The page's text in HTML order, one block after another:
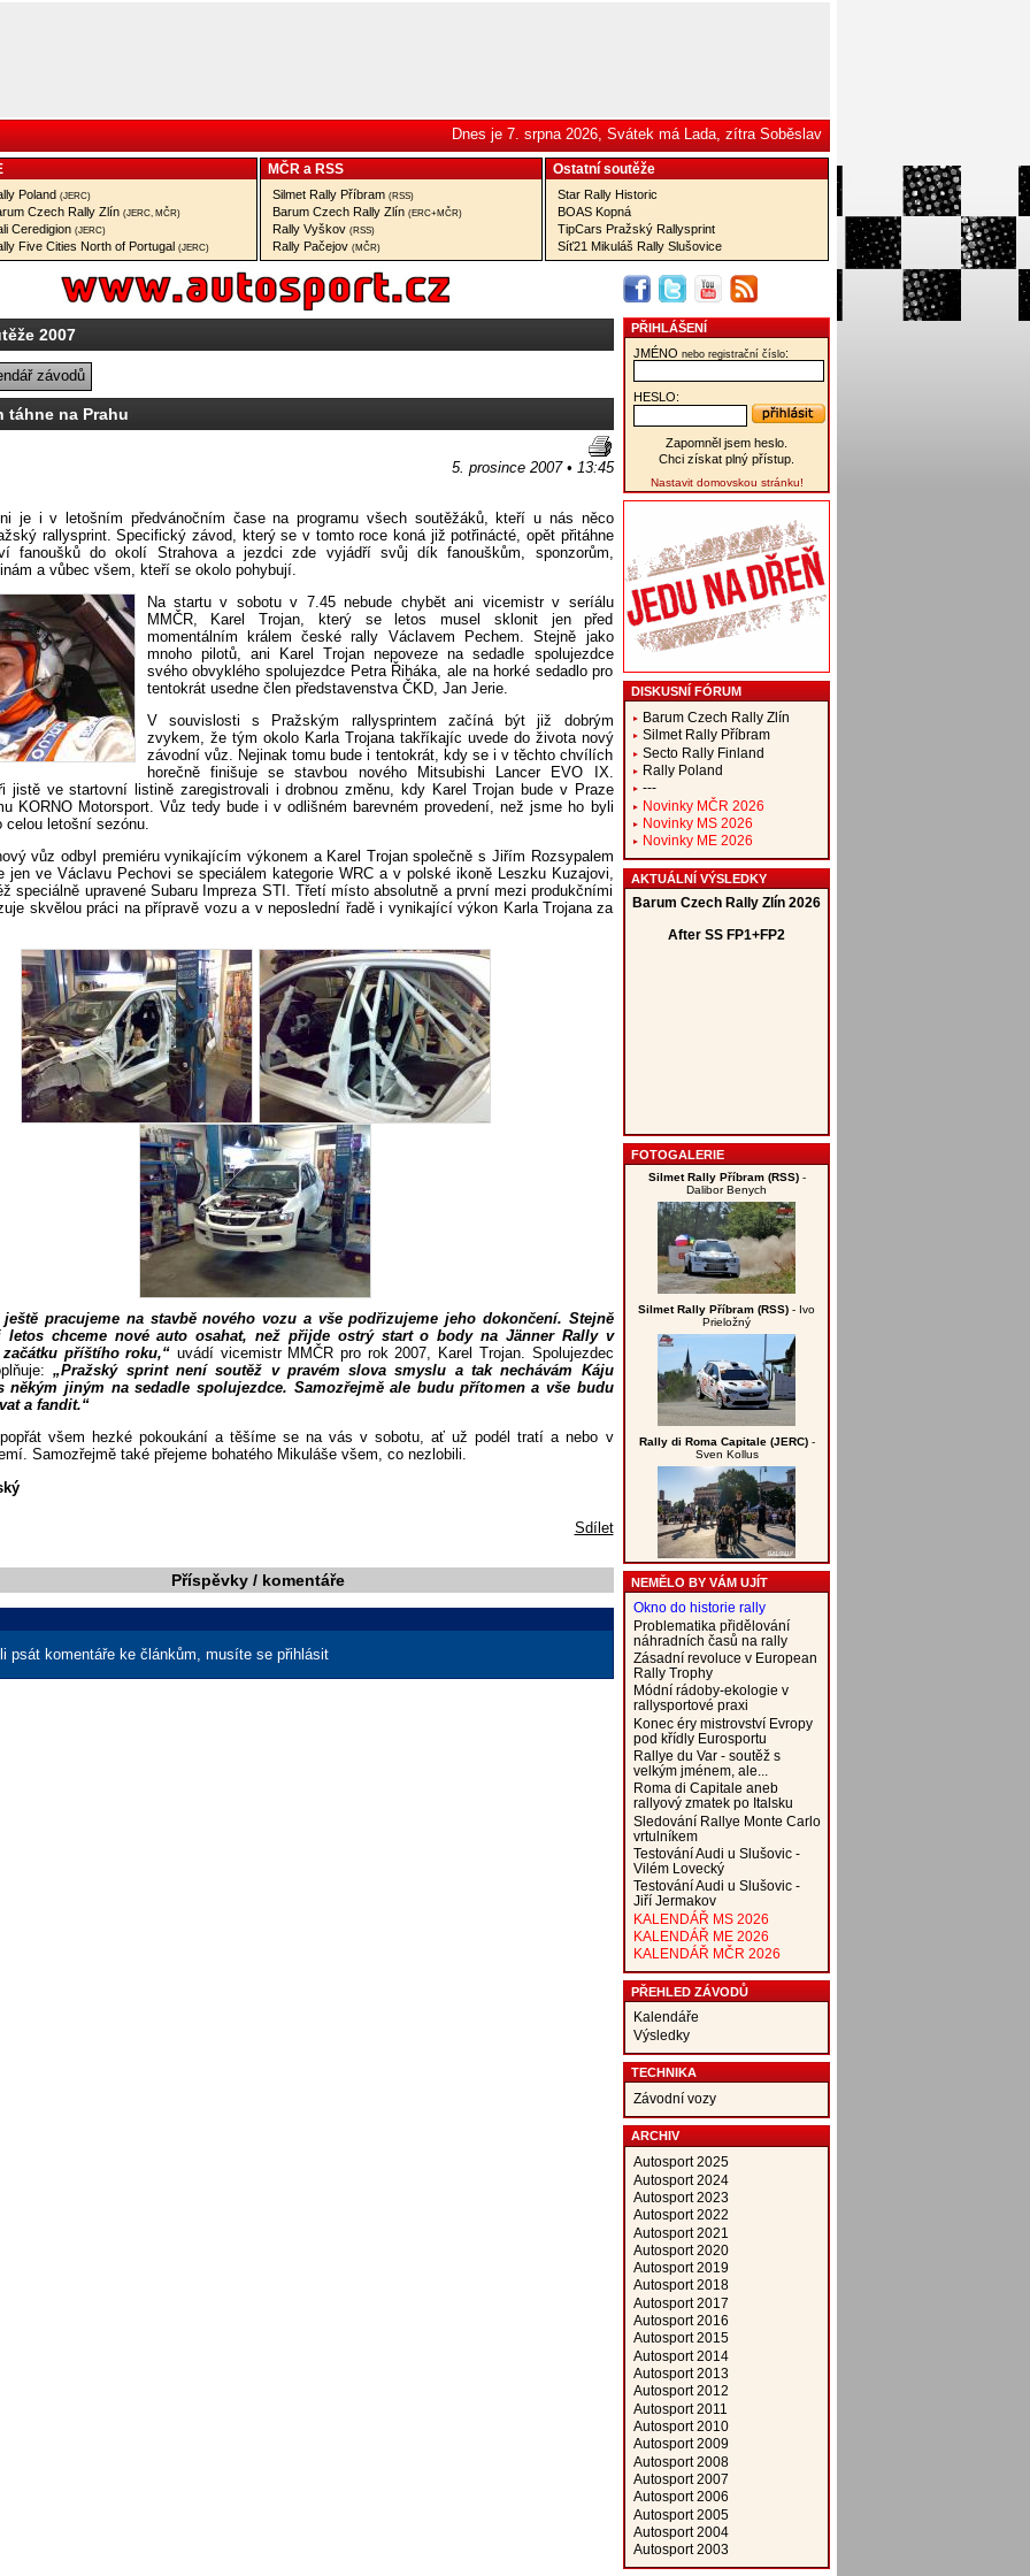
Dnes je 7. srpna 2026, Svátek má Lada, zítra Soběslav
Poland (JERC)
Czech Rally Zlín (JERC, MČR)
Ceredigion (JERC)
Five Cities North of Portugal (JERC)
MČR a RSS
Silmet Rally Příbram (RSS)
Barum Czech Rally Zlín (ERC+MČR)
Rally Vyškov (RSS)
Rally Pačejov (MČR)
Ostatní­ soutěže
Star Rally Historic
BOAS Kopná
TipCars Pražský Rallysprint
Síť21 Mikuláš Rally Slušovice
2007
závodů
táhne na Prahu
5. prosince 2007 • 13:45
je i v letošním předvánočním čase na programu všech soutěžáků, kteří u nás něco
rallysprint. Specifický závod, který se v tomto roce koná již potřinácté, opět přitáhne
fanoušků do okolí Strahova a jezdci zde vyjádří svůj dík fanouškům, sponzorům,
a vůbec všem, kteří se okolo pohybují.
Na startu v sobotu v 7.45 nebude chybět ani vicemistr v seríálu
MMČR, Karel Trojan, který se letos musel sklonit jen před
momentálním králem české rally Václavem Pechem. Stejně jako
mnoho pilotů, ani Karel Trojan nepoveze na sedadle spolujezdce
svého obvyklého spolujezdce Petra Řiháka, ale na horké sedadlo pro
tentokrát usedne člen představenstva ČKD, Jan Jerie.
V souvislosti s Pražským rallysprintem začíná být již dobrým
zvykem, že tým okolo Karla Trojana takříkajíc uvede do života nový
závodní vůz. Nejinak tomu bude i tentokrát, kdy se i v těchto chvílích
horečně finišuje se stavbou nového Mitsubishi Lancer EVO IX.
jistě ve startovní listině zaregistrovali i drobnou změnu, kdy Karel Trojan bude v Praze
KORNO Motorsport. Vůz tedy bude i v odlišném barevném provedení, než jsme ho byli
letošní sezónu.
vůz odbyl premiéru vynikajícím výkonem a Karel Trojan společně s Jiřím Rozsypalem
jen ve Václavu Pechovi se speciálem kategorie WRC a v polské ikoně Leszku Kuzajovi,
speciálně upravené Subaru Impreza STI. Třetí místo absolutně a první mezi produkčními
skvělou práci na přípravě vozu a v neposlední řadě i vynikající výkon Karla Trojana za
ještě pracujeme na stavbě nového vozu a vše podřizujeme jeho dokončení. Stejně
chceme nové auto osahat, než přijde ostrý start o body na Jänner Rally v
příštího roku,“ uvádí vicemistr MMČR pro rok 2007, Karel Trojan. Spolujezdec
„Pražský sprint není soutěž v pravém slova smyslu a tak nechávám Káju
někým jiným na sedadle spolujezdce. Samozřejmě ale budu přítomen a vše budu
a fandit.“
všem hezké pokoukání a těšíme se na vás v sobotu, ať už podél tratí a nebo v
Samozřejmě také přejeme bohatého Mikuláše všem, co nezlobili.
Sdílet
Příspěvky / komentáře
psát komentáře ke článkům, musíte se přihlásit
PŘIHLÁŠENÍ
JMÉNO nebo registrační číslo:
HESLO:
Zapomněl jsem heslo.
Chci získat plný přístup.
Nastavit domovskou stránku!
DISKUSNÍ FÓRUM
Barum Czech Rally Zlín
Silmet Rally Příbram
Secto Rally Finland
Rally Poland
---
Novinky MČR 2026
Novinky MS 2026
Novinky ME 2026
AKTUÁLNÍ VÝSLEDKY
FOTOGALERIE
Silmet Rally Příbram (RSS)-
Dalibor Benych
Silmet Rally Příbram (RSS) - Ivo
Prieložný
Rally di Roma Capitale (JERC)-
Sven Kollus
NEMĚLO BY VÁM UJÍT
Okno do historie rally
Problematika přidělování
náhradních časů na rally
Zásadní revoluce v European
Rally Trophy
Módní rádoby-ekologie v
rallysportové praxi
Konec éry mistrovství Evropy
pod křídly Eurosportu
Rallye du Var - soutěž s
velkým jménem, ale...
Roma di Capitale aneb
rallyový zmatek po Italsku
Sledování Rallye Monte Carlo
vrtulníkem
Testování Audi u Slušovic -
Vilém Lovecký
Testování Audi u Slušovic -
Jiří Jermakov
KALENDÁŘ MS 2026
KALENDÁŘ ME 2026
KALENDÁŘ MČR 2026
PŘEHLED ZÁVODŮ
Kalendáře
Výsledky
TECHNIKA
Závodní vozy
ARCHIV
Autosport 2025
Autosport 2024
Autosport 2023
Autosport 2022
Autosport 2021
Autosport 2020
Autosport 2019
Autosport 2018
Autosport 2017
Autosport 2016
Autosport 2015
Autosport 2014
Autosport 2013
Autosport 2012
Autosport 2011
Autosport 2010
Autosport 2009
Autosport 2008
Autosport 2007
Autosport 2006
Autosport 2005
Autosport 2004
Autosport 2003